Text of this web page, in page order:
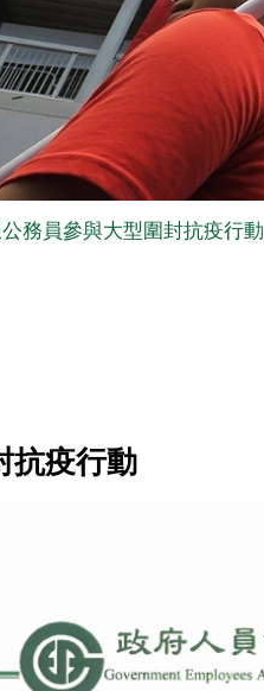
務員參與大型圍封抗疫行動
抗疫行動